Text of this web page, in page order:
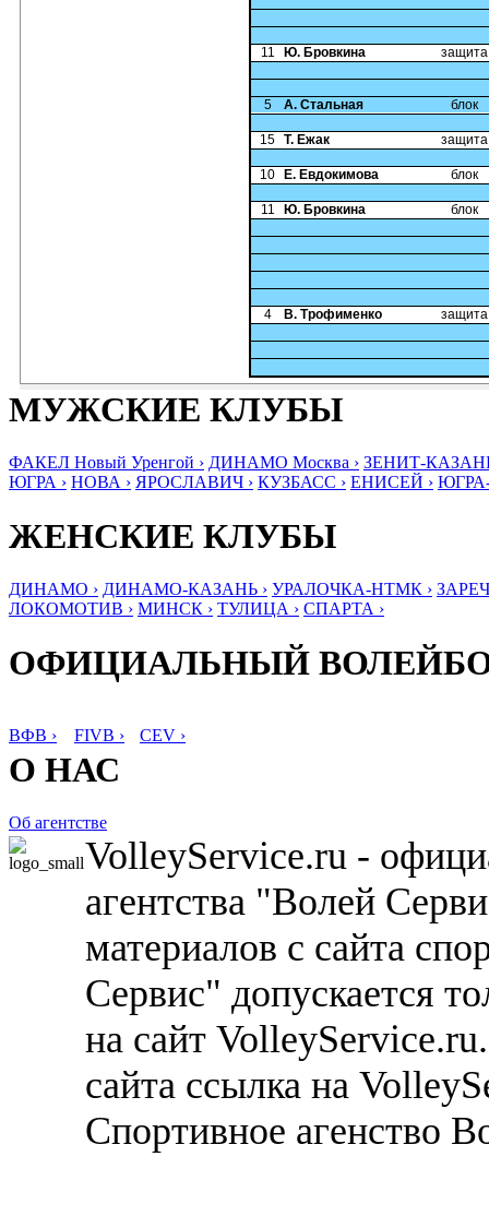
11 Ю. Бровкина защита
5 А. Стальная блок
15 Т. Ежак защита
10 Е. Евдокимова блок
11 Ю. Бровкина блок
4 В. Трофименко защита
МУЖСКИЕ КЛУБЫ
ФАКЕЛ Новый Уренгой › ДИНАМО Москва › ЗЕНИТ-
ЮГРА › НОВА › ЯРОСЛАВИЧ › КУЗБАСС › ЕНИСЕЙ ›
ЖЕНСКИЕ КЛУБЫ
ДИНАМО › ДИНАМО-КАЗАНЬ › УРАЛОЧКА-НТМК ›
ЛОКОМОТИВ › МИНСК › ТУЛИЦА › СПАРТА ›
ОФИЦИАЛЬНЫЙ
ВФВ › FIVB › CEV ›
О НАС
Об агентстве
VolleyService.ru -
агентства "Волей
материалов с сайта
Сервис" допускается
на сайт
сайта ссылка на
Спортивное агенство